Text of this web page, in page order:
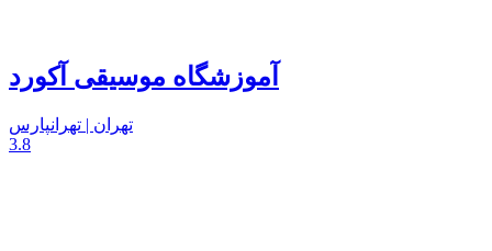
آموزشگاه موسیقی آکورد
تهران | تهرانپارس
3.8